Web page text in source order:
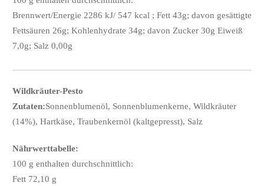
Brennwert/Energie 2286 kJ/ 547 kcal ; Fett 43g; davon gesättigte
Fettsäuren 26g; Kohlenhydrate 34g; davon Zucker 30g Eiweiß
7,0g; Salz 0,00g
Wildkräuter-Pesto
Zutaten:Sonnenblumenöl, Sonnenblumenkerne, Wildkräuter
(14%), Hartkäse, Traubenkernöl (kaltgepresst), Salz
Nährwerttabelle:
100 g enthalten durchschnittlich:
Fett 72,10 g